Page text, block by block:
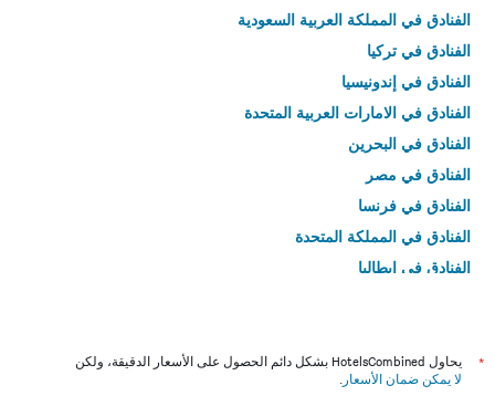
الفنادق في المملكة العربية السعودية
الفنادق في تركيا
الفنادق في إندونيسيا
الفنادق في الامارات العربية المتحدة
الفنادق في البحرين
الفنادق في مصر
الفنادق في فرنسا
الفنادق في المملكة المتحدة
الفنادق في إيطاليا
*
يحاول HotelsCombined بشكل دائم الحصول على الأسعار الدقيقة، ولكن
لا يمكن ضمان الأسعار .